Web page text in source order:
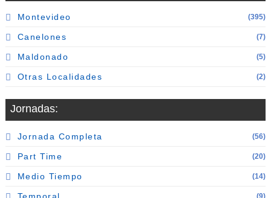
Montevideo (395)
Canelones (7)
Maldonado (5)
Otras Localidades (2)
Jornadas:
Jornada Completa (56)
Part Time (20)
Medio Tiempo (14)
(9)